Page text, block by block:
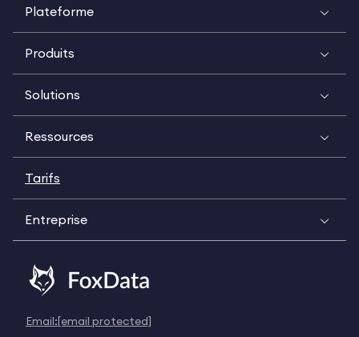
Plateforme
Produits
Solutions
Ressources
Tarifs
Entreprise
Email:[email protected]